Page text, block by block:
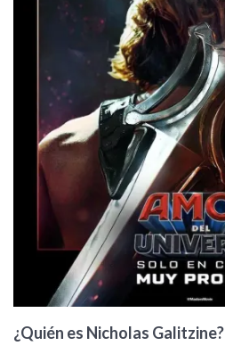
¿Quién es Nicholas Galitzine?